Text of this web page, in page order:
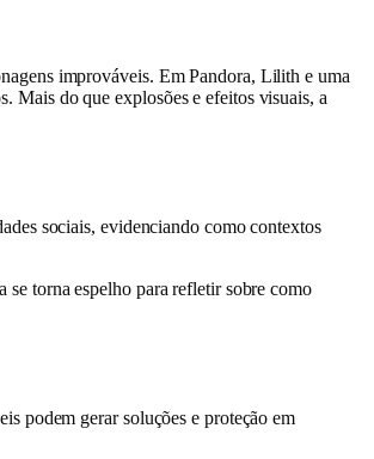
improváveis. Em Pandora, Lilith e uma
Mais do que explosões e efeitos visuais, a
sociais, evidenciando como contextos
se torna espelho para refletir sobre como
podem gerar soluções e proteção em